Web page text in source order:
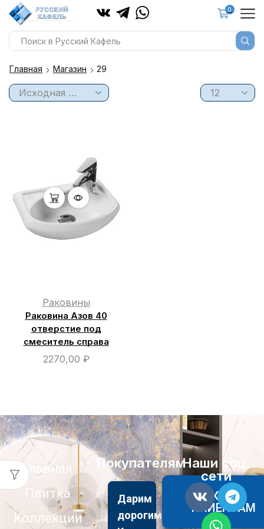
0
Главная Магазин 29
Раковины
Раковина Азов 40
отверстие под
смеситель справа
2270,00 ₽
Главная
Плитка
Коллекции
Покупателям
Дарим
дорогим
АКЦИИ
КЛИЕНТАМ
Наши соц.
сети